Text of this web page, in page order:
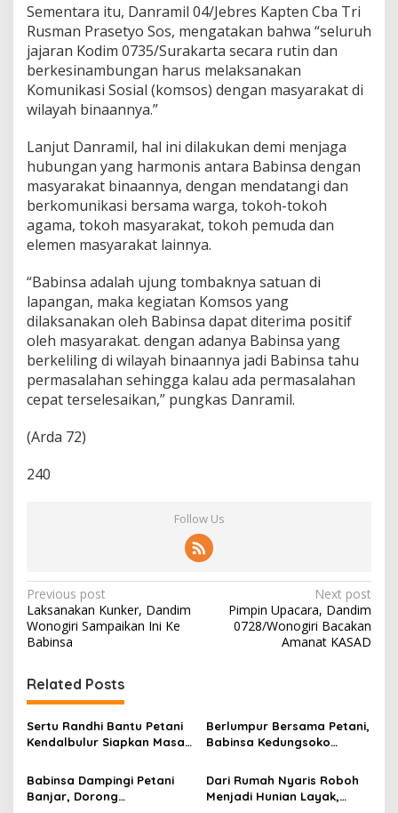
a
k
S
a
t
u
a
Sementara itu, Danramil 04/Jebres Kapten Cba Tri
Rusman Prasetyo Sos, mengatakan bahwa “seluruh
jajaran Kodim 0735/Surakarta secara rutin dan
berkesinambungan harus melaksanakan
Komunikasi Sosial (komsos) dengan masyarakat di
wilayah binaannya.”
Lanjut Danramil, hal ini dilakukan demi menjaga
hubungan yang harmonis antara Babinsa dengan
masyarakat binaannya, dengan mendatangi dan
berkomunikasi bersama warga, tokoh-tokoh
agama, tokoh masyarakat, tokoh pemuda dan
elemen masyarakat lainnya.
“Babinsa adalah ujung tombaknya satuan di
lapangan, maka kegiatan Komsos yang
dilaksanakan oleh Babinsa dapat diterima positif
oleh masyarakat. dengan adanya Babinsa yang
berkeliling di wilayah binaannya jadi Babinsa tahu
permasalahan sehingga kalau ada permasalahan
cepat terselesaikan,” pungkas Danramil.
(Arda 72)
240
Follow Us
P
o
s
t
n
a
v
i
g
Previous post
Laksanakan Kunker, Dandim
Wonogiri Sampaikan Ini Ke
Babinsa
Next post
Pimpin Upacara, Dandim
0728/Wonogiri Bacakan
Amanat KASAD
Related Posts
Sertu Randhi Bantu Petani
Kendalbulur Siapkan Masa
Berlumpur Bersama Petani,
Babinsa Kedungsoko
untuk Ketahanan Pangan
Babinsa Dampingi Petani
Banjar, Dorong
Dari Rumah Nyaris Roboh
Menjadi Hunian Layak,